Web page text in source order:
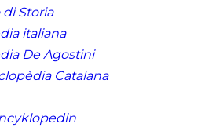
di Storia
italiana
De Agostini
Catalana